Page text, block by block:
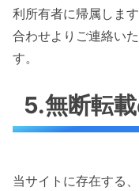
利所有者に帰属しま
合わせよりご連絡い
す。
5.無断転
当サイトに存在する